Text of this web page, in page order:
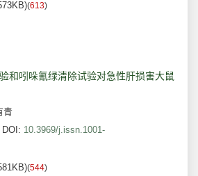
(613)
和吲哚氰绿清除试验对急性肝损害大鼠
青
DOI: 10.3969/j.issn.1001-
(544)